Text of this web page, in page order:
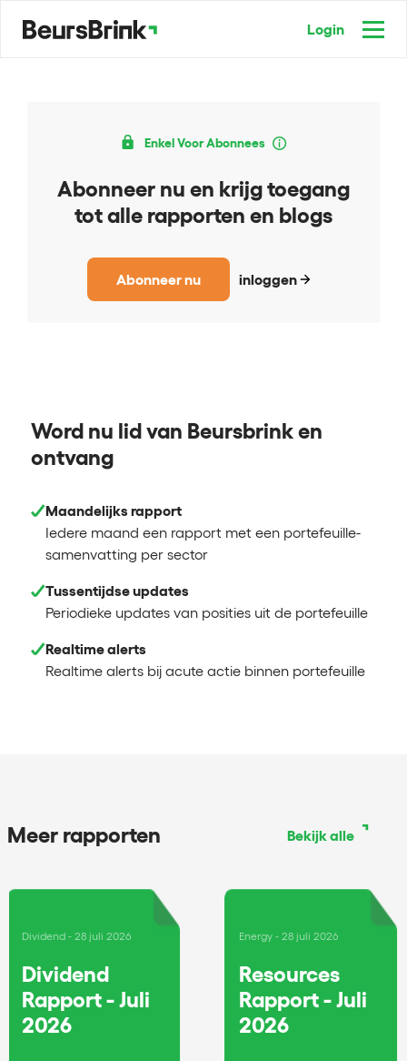
Login
Enkel Voor Abonnees
Abonneer nu en krijg toegang
tot alle rapporten en blogs
Abonneer nu inloggen
Word nu lid van Beursbrink en
ontvang
Maandelijks rapport
Iedere maand een rapport met een portefeuille-
samenvatting per sector
Tussentijdse updates
Periodieke updates van posities uit de portefeuille
Realtime alerts
Realtime alerts bij acute actie binnen portefeuille
Meer rapporten Bekijk alle
Dividend 28 juli 2026
Dividend
Rapport - Juli
2026
Energy 28 juli 2026
Resources
Rapport - Juli
2026